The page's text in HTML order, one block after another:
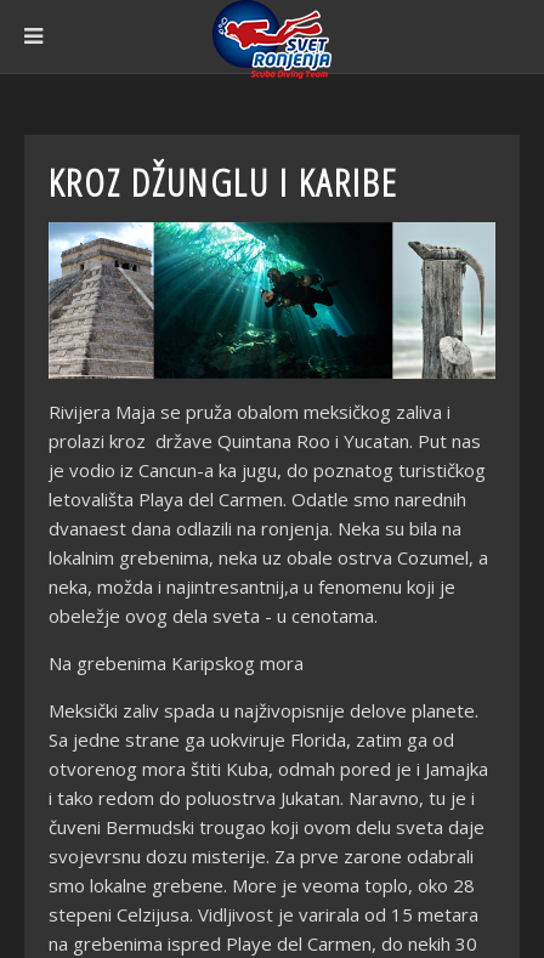
KROZ DŽUNGLU I KARIBE
Rivijera Maja se pruža obalom meksičkog zaliva i
prolazi kroz države Quintana Roo i Yucatan. Put nas
je vodio iz Cancun-a ka jugu, do poznatog turističkog
letovališta Playa del Carmen. Odatle smo narednih
dvanaest dana odlazili na ronjenja. Neka su bila na
lokalnim grebenima, neka uz obale ostrva Cozumel, a
neka, možda i najintresantnij,a u fenomenu koji je
obeležje ovog dela sveta - u cenotama.
Na grebenima Karipskog mora
Meksički zaliv spada u najživopisnije delove planete.
Sa jedne strane ga uokviruje Florida, zatim ga od
otvorenog mora štiti Kuba, odmah pored je i Jamajka
i tako redom do poluostrva Jukatan. Naravno, tu je i
čuveni Bermudski trougao koji ovom delu sveta daje
svojevrsnu dozu misterije. Za prve zarone odabrali
smo lokalne grebene. More je veoma toplo, oko 28
stepeni Celzijusa. Vidljivost je varirala od 15 metara
na grebenima ispred Playe del Carmen, do nekih 30